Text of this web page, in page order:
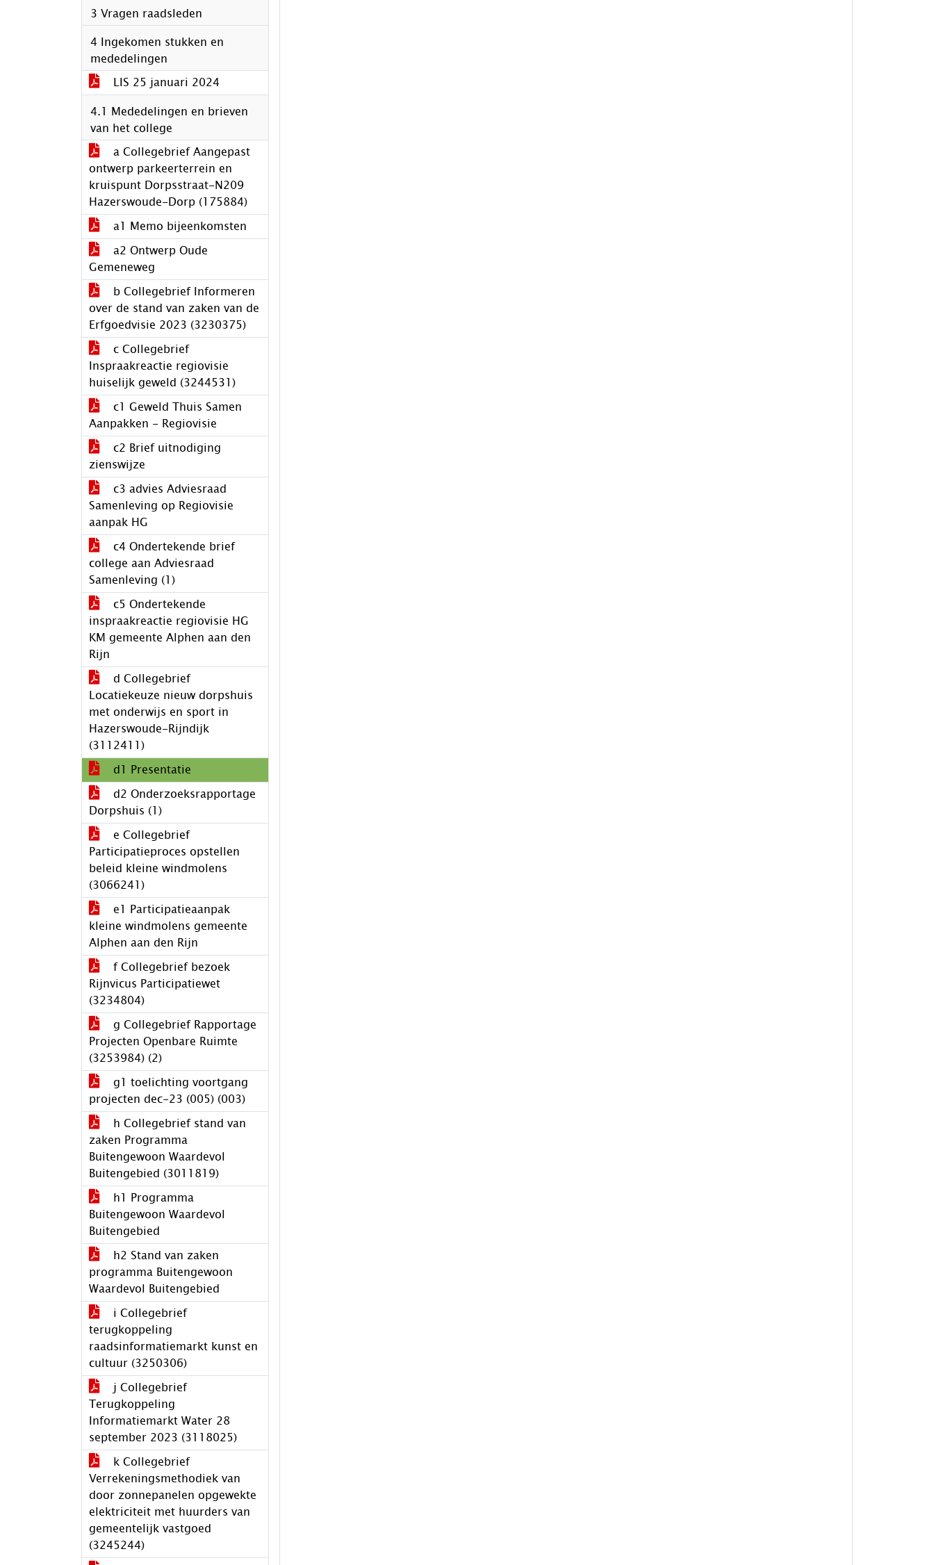
3 Vragen raadsleden
4 Ingekomen stukken en
mededelingen
LIS 25 januari 2024
4.1 Mededelingen en brieven
van het college
a Collegebrief Aangepast
ontwerp parkeerterrein en
kruispunt Dorpsstraat-N209
Hazerswoude-Dorp (175884)
a1 Memo bijeenkomsten
a2 Ontwerp Oude
Gemeneweg
b Collegebrief Informeren
over de stand van zaken van de
Erfgoedvisie 2023 (3230375)
c Collegebrief
Inspraakreactie regiovisie
huiselijk geweld (3244531)
c1 Geweld Thuis Samen
Aanpakken - Regiovisie
c2 Brief uitnodiging
zienswijze
c3 advies Adviesraad
Samenleving op Regiovisie
aanpak HG
c4 Ondertekende brief
college aan Adviesraad
Samenleving (1)
c5 Ondertekende
inspraakreactie regiovisie HG
KM gemeente Alphen aan den
Rijn
d Collegebrief
Locatiekeuze nieuw dorpshuis
met onderwijs en sport in
Hazerswoude-Rijndijk
(3112411)
d1 Presentatie
d2 Onderzoeksrapportage
Dorpshuis (1)
e Collegebrief
Participatieproces opstellen
beleid kleine windmolens
(3066241)
e1 Participatieaanpak
kleine windmolens gemeente
Alphen aan den Rijn
f Collegebrief bezoek
Rijnvicus Participatiewet
(3234804)
g Collegebrief Rapportage
Projecten Openbare Ruimte
(3253984) (2)
g1 toelichting voortgang
projecten dec-23 (005) (003)
h Collegebrief stand van
zaken Programma
Buitengewoon Waardevol
Buitengebied (3011819)
h1 Programma
Buitengewoon Waardevol
Buitengebied
h2 Stand van zaken
programma Buitengewoon
Waardevol Buitengebied
i Collegebrief
terugkoppeling
raadsinformatiemarkt kunst en
cultuur (3250306)
j Collegebrief
Terugkoppeling
Informatiemarkt Water 28
september 2023 (3118025)
k Collegebrief
Verrekeningsmethodiek van
door zonnepanelen opgewekte
elektriciteit met huurders van
gemeentelijk vastgoed
(3245244)